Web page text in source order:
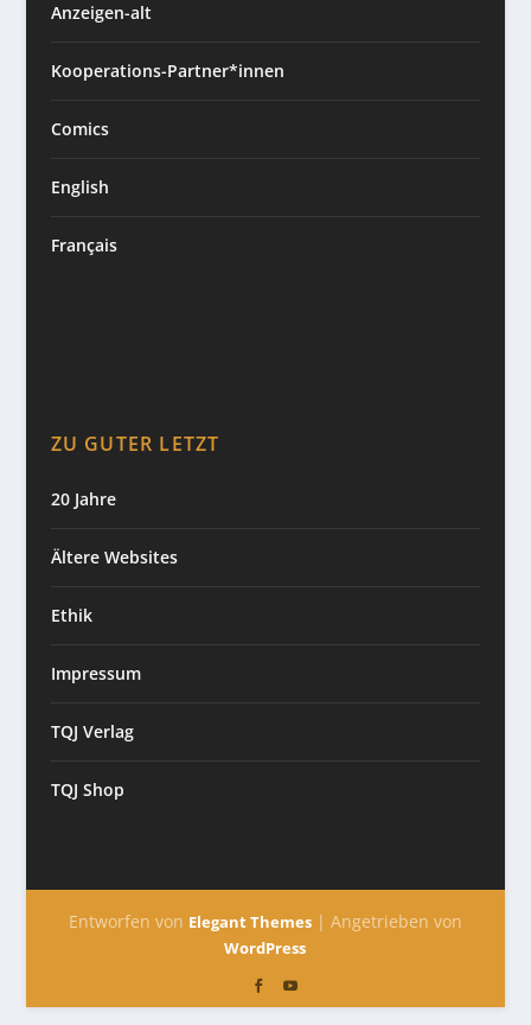
Anzeigen-alt
Kooperations-Partner*innen
Comics
English
Français
ZU GUTER LETZT
20 Jahre
Ältere Websites
Ethik
Impressum
TQJ Verlag
TQJ Shop
Entworfen von Elegant Themes| Angetrieben von
WordPress